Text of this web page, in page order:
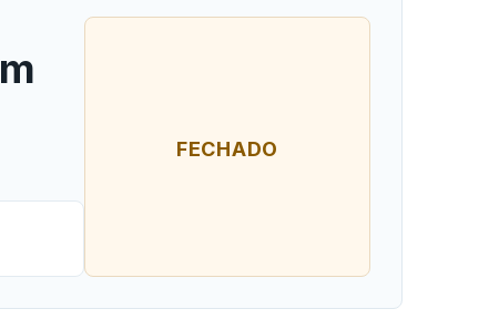
FECHADO